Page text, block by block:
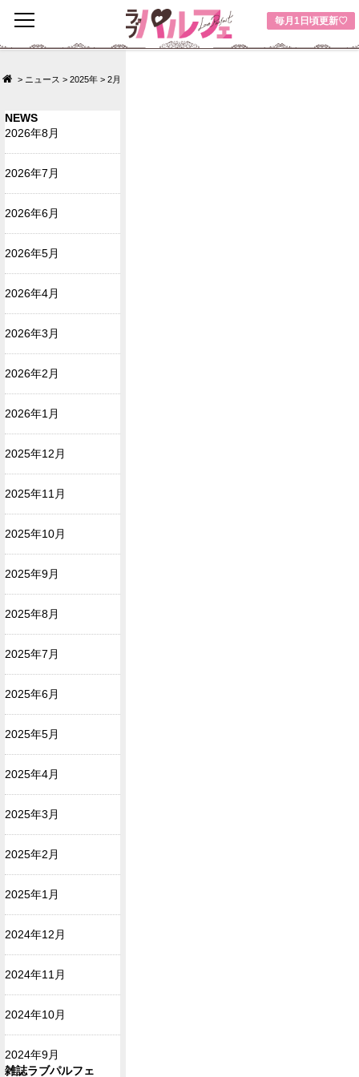
毎月1日頃更新♡
toggle
navigation
> ニュース > 2025年> 2月
NEWS
2026年8月
2026年7月
2026年6月
2026年5月
2026年4月
2026年3月
2026年2月
2026年1月
2025年12月
2025年11月
2025年10月
2025年9月
2025年8月
2025年7月
2025年6月
2025年5月
2025年4月
2025年3月
2025年2月
2025年1月
2024年12月
2024年11月
2024年10月
2024年9月
雑誌ラブパルフェ